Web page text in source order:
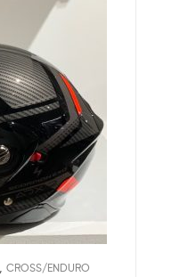
CROSS/ENDURO